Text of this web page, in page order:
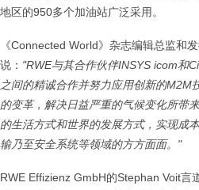
地区的950多个加油站广泛采用。
《Connected World》杂志编辑总监和
说： "RWE与其合作伙伴INSYS icom和
之间的精诚合作并努力应用创新的M2M
的变革，解决日益严重的气候变化所带来
的生活方式和世界的发展方式，实现成
输乃至安全系统等领域的方方面面。 "
RWE Effizienz GmbH的Stephan Voit言